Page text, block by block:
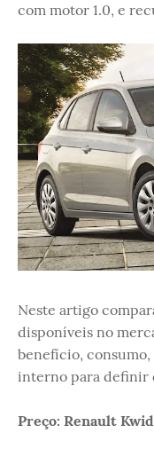
com motor 1.0, e
Neste artigo
disponíveis no
benefício,
interno para definir
Preço: Renault